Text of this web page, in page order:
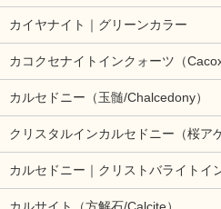
カイヤナイト｜グリーンカラー
カコクセナイトインクォーツ（
カルセドニー（玉髄/Chalcedony）
クリスタルインカルセドニー（桜ア
カルセドニー｜クリストバライトイ
カルサイト（方解石/Calcite）